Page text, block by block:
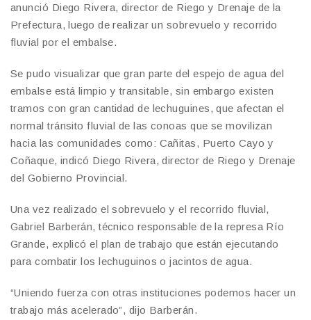
anunció Diego Rivera, director de Riego y Drenaje de la
Prefectura, luego de realizar un sobrevuelo y recorrido
fluvial por el embalse.
Se pudo visualizar que gran parte del espejo de agua del
embalse está limpio y transitable, sin embargo existen
tramos con gran cantidad de lechuguines, que afectan el
normal tránsito fluvial de las conoas que se movilizan
hacia las comunidades como: Cañitas, Puerto Cayo y
Coñaque, indicó Diego Rivera, director de Riego y Drenaje
del Gobierno Provincial.
Una vez realizado el sobrevuelo y el recorrido fluvial,
Gabriel Barberán, técnico responsable de la represa Río
Grande, explicó el plan de trabajo que están ejecutando
para combatir los lechuguinos o jacintos de agua.
“Uniendo fuerza con otras instituciones podemos hacer un
trabajo más acelerado”, dijo Barberán.